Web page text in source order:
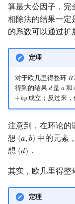
算最大公因子．完
相除法的结果一定
的系数可以通过扩
定理
对于欧几里得整环 𝑅
R
得到的结果 𝑑
d是𝑎
a和
+𝑏𝑦成立；反过来
注意到，在环论的
想 (𝑎,𝑏)
(a,b) 中的元素
想 (𝑑)
(d) ．
其实，欧几里得整
定理